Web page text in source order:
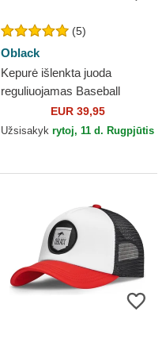
(5)
Oblack
Kepurė išlenkta juoda
reguliuojamas Baseball
Peach OblackEUR 39,95
Užsisakyk rytoj, 11 d. Rugpjūtis